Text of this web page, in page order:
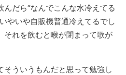
だら“なんでこんな水冷えてる
やいや自販機普通冷えてるでし
それを飲むと喉が閉まって歌が
そういうもんだと思って勉強し